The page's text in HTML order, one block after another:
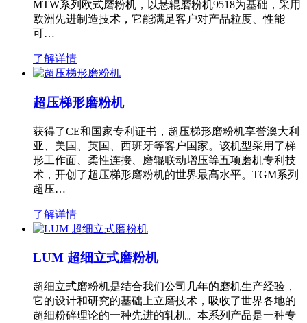
MTW系列欧式磨粉机，以悬辊磨粉机9518为基础，采用
欧洲先进制造技术，它能满足客户对产品粒度、性能
可…
了解详情
超压梯形磨粉机
获得了CE和国家专利证书，超压梯形磨粉机享誉澳大利
亚、美国、英国、西班牙等客户国家。该机型采用了梯
形工作面、柔性连接、磨辊联动增压等五项磨机专利技
术，开创了超压梯形磨粉机的世界最高水平。TGM系列
超压…
了解详情
LUM 超细立式磨粉机
超细立式磨粉机是结合我们公司几年的磨机生产经验，
它的设计和研究的基础上立磨技术，吸收了世界各地的
超细粉碎理论的一种先进的轧机。本系列产品是一种专